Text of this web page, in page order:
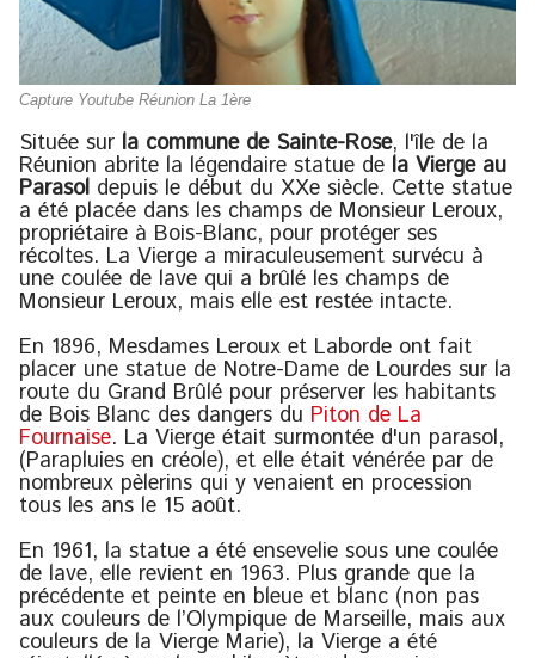
Capture Youtube Réunion La 1ère
Située sur la commune de Sainte-Rose, l'île de la
Réunion abrite la légendaire statue de la Vierge au
Parasol depuis le début du XXe siècle. Cette statue
a été placée dans les champs de Monsieur Leroux,
propriétaire à Bois-Blanc, pour protéger ses
récoltes. La Vierge a miraculeusement survécu à
une coulée de lave qui a brûlé les champs de
Monsieur Leroux, mais elle est restée intacte.
En 1896, Mesdames Leroux et Laborde ont fait
placer une statue de Notre-Dame de Lourdes sur la
route du Grand Brûlé pour préserver les habitants
de Bois Blanc des dangers du Piton de La
Fournaise. La Vierge était surmontée d'un parasol,
(Parapluies en créole), et elle était vénérée par de
nombreux pèlerins qui y venaient en procession
tous les ans le 15 août.
En 1961, la statue a été ensevelie sous une coulée
de lave, elle revient en 1963. Plus grande que la
précédente et peinte en bleue et blanc (non pas
aux couleurs de l’Olympique de Marseille, mais aux
couleurs de la Vierge Marie), la Vierge a été